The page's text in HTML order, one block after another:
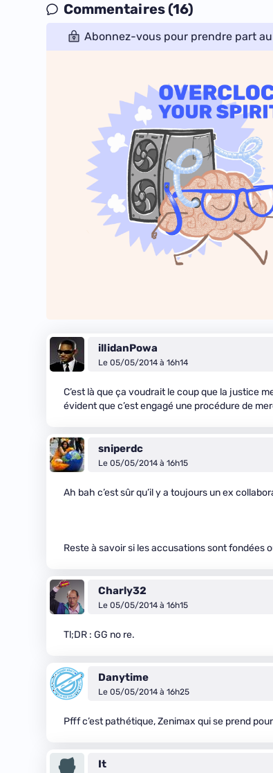
Commentaires (16)
Abonnez-vous pour prendre part
illidanPowa
Le 05/05/2014 à 16h14
C’est là que ça voudrait le coup que la justice
évident que c’est engagé une procédure de
sniperdc
Le 05/05/2014 à 16h15
Ah bah c’est sûr qu’il y a toujours un ex
Reste à savoir si les accusations sont fondées
Charly32
Le 05/05/2014 à 16h15
Tl;DR : GG no re.
Danytime
Le 05/05/2014 à 16h25
Pfff c’est pathétique, Zenimax qui se prend
It